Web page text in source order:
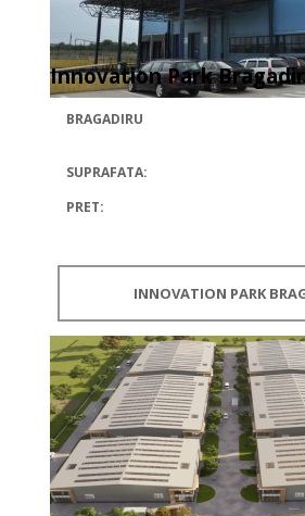
Innovation Park
BRAGADIRU
SUPRAFATA:
PRET:
INNOVATION PARK